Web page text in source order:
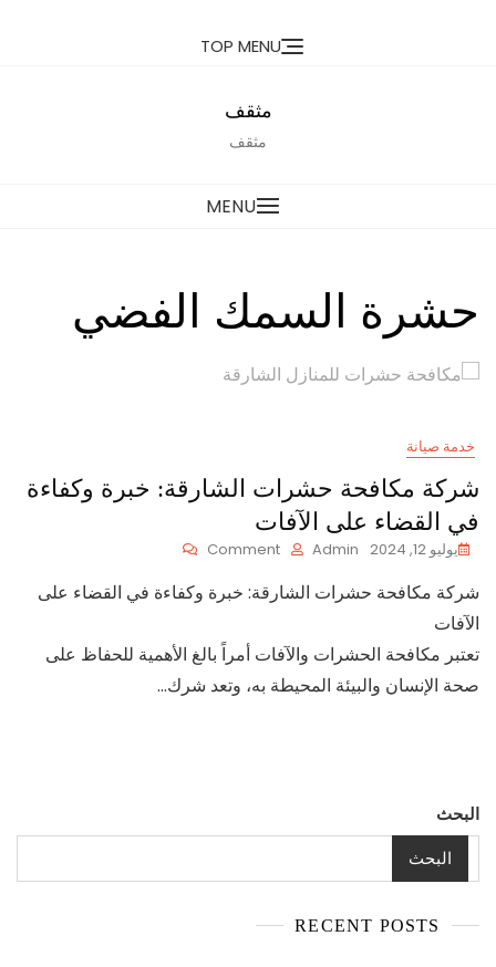
TOP MENU
مثقف
مثقف
MENU
حشرة السمك الفضي
خدمة صيانة
شركة مكافحة حشرات الشارقة: خبرة وكفاءة
في القضاء على الآفات
يوليو 12, 2024 Admin
Comment
On
مكافحة
خبرة
وكفاءة
في
شركة مكافحة حشرات الشارقة: خبرة وكفاءة في القضاء على
الآفات
تعتبر مكافحة الحشرات والآفات أمراً بالغ الأهمية للحفاظ على
صحة الإنسان والبيئة المحيطة به، وتعد شرك…
البحث
البحث
RECENT POSTS